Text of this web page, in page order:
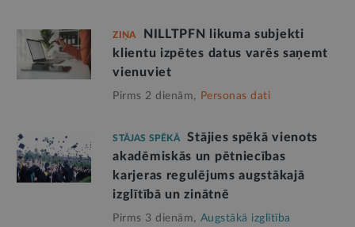
ZIŅA
NILLTPFN likuma subjekti
klientu izpētes datus varēs saņemt
vienuviet
Pirms 2 dienām, Personas dati
STĀJAS SPĒKĀ
Stājies spēkā vienots
akadēmiskās un pētniecības
karjeras regulējums augstākajā
izglītībā un zinātnē
Pirms 3 dienām, Augstākā izglītība